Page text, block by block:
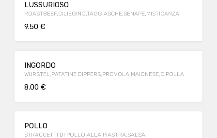
LUSSURIOSO
ROASTBEEF,CILIEGINO,TAGGIASCHE,SENAPE,MISTICANZA
9.50 €
INGORDO
WURSTEL,PATATINE DIPPERS,PROVOLA,MAIONESE,CIPOLLA
8.00 €
POLLO
STRACCETTI DI POLLO ALLA PIASTRA,SALSA